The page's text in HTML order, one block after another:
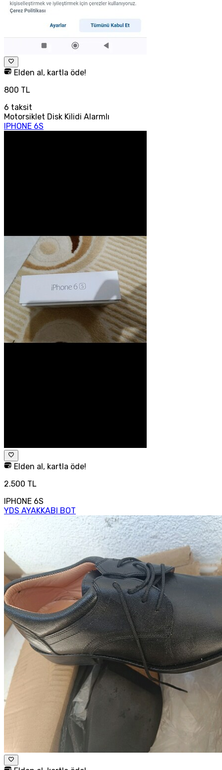
Elden al, kartla öde!
800 TL
6 taksit
Motorsiklet Disk Kilidi Alarmlı
IPHONE 6S
Elden al, kartla öde!
2.500 TL
IPHONE 6S
YDS AYAKKABI BOT